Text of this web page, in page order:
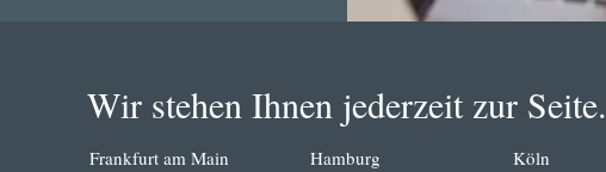
Wir stehen Ihnen jederzeit zur Seite.
Frankfurt am Main Hamburg Köln